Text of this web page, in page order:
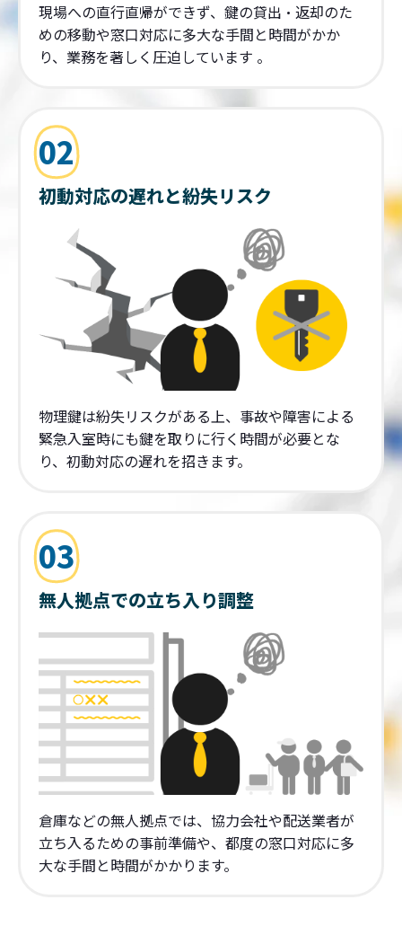
現場への直行直帰ができず、鍵の貸出・返却のた
めの移動や窓口対応に多大な手間と時間がかか
り、業務を著しく圧迫しています 。
02
初動対応の遅れと紛失リスク
物理鍵は紛失リスクがある上、事故や障害による
緊急入室時にも鍵を取りに行く時間が必要とな
り、初動対応の遅れを招きます。
03
無人拠点での立ち入り調整
倉庫などの無人拠点では、協力会社や配送業者が
立ち入るための事前準備や、都度の窓口対応に多
大な手間と時間がかかります。